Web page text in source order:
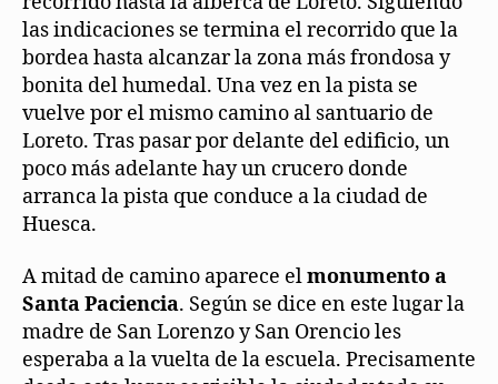
las indicaciones se termina el recorrido que la
bordea hasta alcanzar la zona más frondosa y
bonita del humedal. Una vez en la pista se
vuelve por el mismo camino al santuario de
Loreto. Tras pasar por delante del edificio, un
poco más adelante hay un crucero donde
arranca la pista que conduce a la ciudad de
Huesca.
A mitad de camino aparece elmonumento a
Santa Paciencia. Según se dice en este lugar la
madre de San Lorenzo y San Orencio les
esperaba a la vuelta de la escuela. Precisamente